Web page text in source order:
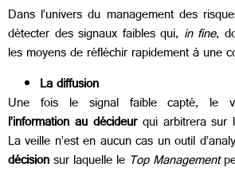
Dans l’univers du management des
détecter des signaux faibles qui, in fine,
les moyens de réfléchir rapidement à une
La diffusion
Une fois le signal faible capté, le
l’information au décideurqui arbitrera sur
La veille n’est en aucun cas un outil
décisionsur laquelle le Top Management